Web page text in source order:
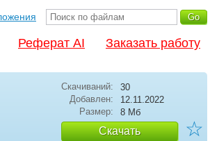
Реферат AI Заказать работу
Скачиваний:
30
Добавлен:
12.11.2022
Размер:
8 Мб
Скачать ☆